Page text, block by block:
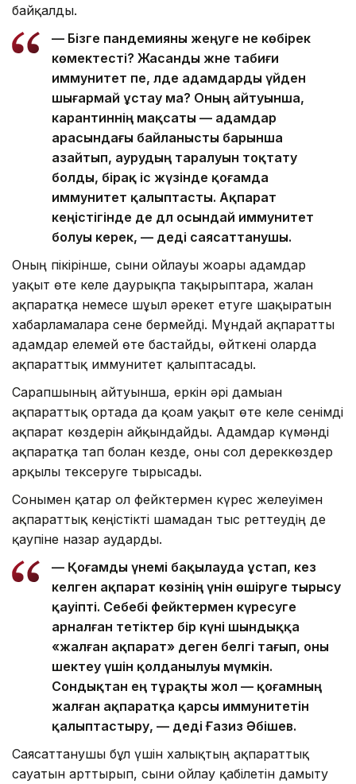
байқалды.
— Бізге пандемияны жеңуге не көбірек
көмектесті? Жасанды және табиғи
иммунитет пе, әлде адамдарды үйден
шығармай ұстау ма? Оның айтуынша,
карантиннің мақсаты — адамдар
арасындағы байланысты барынша
азайтып, аурудың таралуын тоқтату
болды, бірақ іс жүзінде қоғамда
иммунитет қалыптасты. Ақпарат
кеңістігінде де дәл осындай иммунитет
болуы керек, — деді саясаттанушы.
Оның пікірінше, сыни ойлауы жоғары адамдар
уақыт өте келе даурықпа тақырыптарға, жалған
ақпаратқа немесе шұғыл әрекет етуге шақыратын
хабарламаларға сене бермейді. Мұндай ақпаратты
адамдар елемей өте бастайды, өйткені оларда
ақпараттық иммунитет қалыптасады.
Сарапшының айтуынша, еркін әрі дамыған
ақпараттық ортада да қоғам уақыт өте келе сенімді
ақпарат көздерін айқындайды. Адамдар күмәнді
ақпаратқа тап болған кезде, оны сол дереккөздер
арқылы тексеруге тырысады.
Сонымен қатар ол фейктермен күрес желеуімен
ақпараттық кеңістікті шамадан тыс реттеудің де
қаупіне назар аударды.
— Қоғамды үнемі бақылауда ұстап, кез
келген ақпарат көзінің үнін өшіруге тырысу
қауіпті. Себебі фейктермен күресуге
арналған тетіктер бір күні шындыққа
«жалған ақпарат» деген белгі тағып, оны
шектеу үшін қолданылуы мүмкін.
Сондықтан ең тұрақты жол — қоғамның
жалған ақпаратқа қарсы иммунитетін
қалыптастыру, — деді Ғазиз Әбішев.
Саясаттанушы бұл үшін халықтың ақпараттық
сауатын арттырып, сыни ойлау қабілетін дамыту